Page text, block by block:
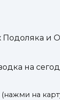
Подоляка и
на
на